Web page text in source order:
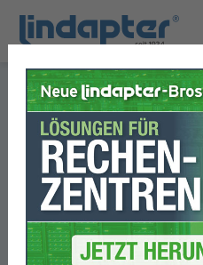
Formular für die
Bitte füllen Sie alle
Sie erhalten dann eine E-
Um sicherzustellen, dass